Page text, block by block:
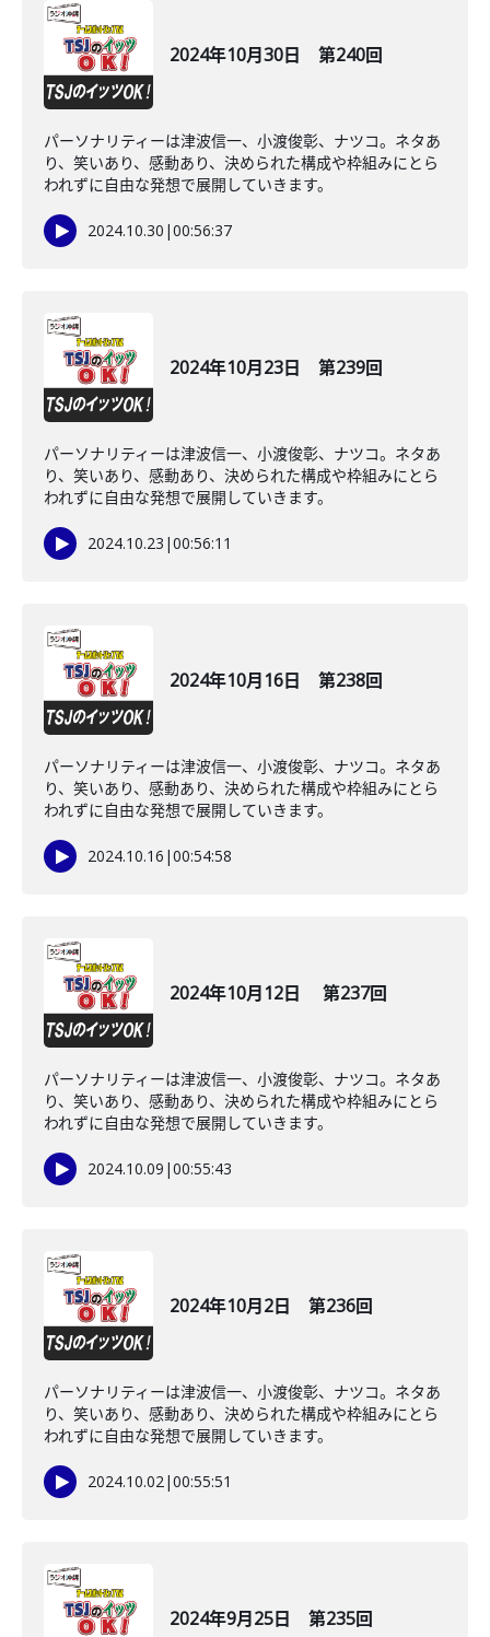
2024年10月30日 第240回
パーソナリティーは津波信一、小渡俊彰、ナツコ。ネタあ
り、笑いあり、感動あり、決められた構成や枠組みにとら
われずに自由な発想で展開していきます。
2024.10.30 |00:56:37
2024年10月23日 第239回
パーソナリティーは津波信一、小渡俊彰、ナツコ。ネタあ
り、笑いあり、感動あり、決められた構成や枠組みにとら
われずに自由な発想で展開していきます。
2024.10.23 |00:56:11
2024年10月16日 第238回
パーソナリティーは津波信一、小渡俊彰、ナツコ。ネタあ
り、笑いあり、感動あり、決められた構成や枠組みにとら
われずに自由な発想で展開していきます。
2024.10.16 |00:54:58
2024年10月12日 第237回
パーソナリティーは津波信一、小渡俊彰、ナツコ。ネタあ
り、笑いあり、感動あり、決められた構成や枠組みにとら
われずに自由な発想で展開していきます。
2024.10.09 |00:55:43
2024年10月2日 第236回
パーソナリティーは津波信一、小渡俊彰、ナツコ。ネタあ
り、笑いあり、感動あり、決められた構成や枠組みにとら
われずに自由な発想で展開していきます。
2024.10.02|00:55:51
2024年9月25日 第235回